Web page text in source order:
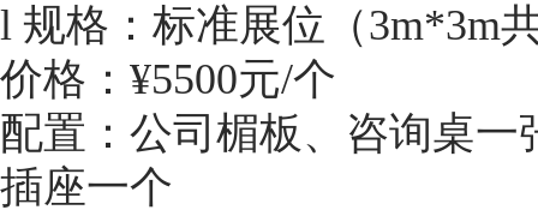
l 规格：标准展位（3m*3m
价格：¥5500元/个
配置：公司楣板、咨询桌
插座一个